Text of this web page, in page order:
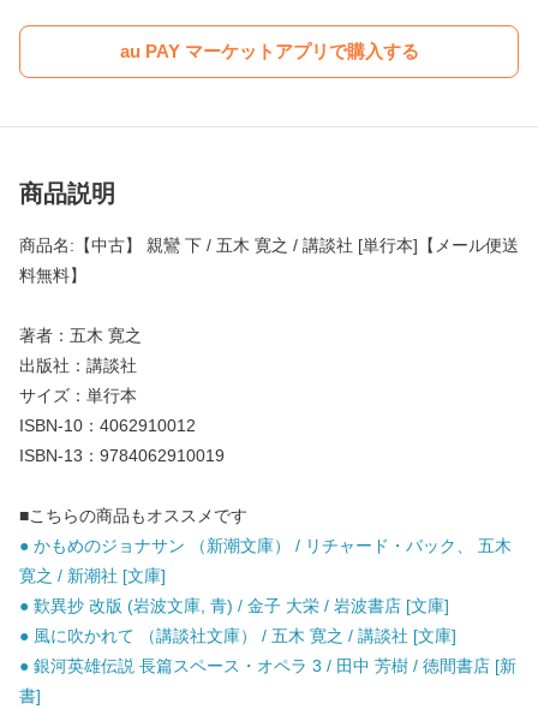
au PAY マーケットアプリで購入する
商品説明
商品名:【中古】 親鸞 下 / 五木 寛之 / 講談社 [単行本]【メール便送
料無料】
著者：五木 寛之
出版社：講談社
サイズ：単行本
ISBN-10：4062910012
ISBN-13：9784062910019
■こちらの商品もオススメです
● かもめのジョナサン （新潮文庫） / リチャード・バック、 五木
寛之 / 新潮社 [文庫]
● 歎異抄 改版 (岩波文庫, 青) / 金子 大栄 / 岩波書店 [文庫]
● 風に吹かれて （講談社文庫） / 五木 寛之 / 講談社 [文庫]
● 銀河英雄伝説 長篇スペース・オペラ 3 / 田中 芳樹 / 徳間書店 [新
書]